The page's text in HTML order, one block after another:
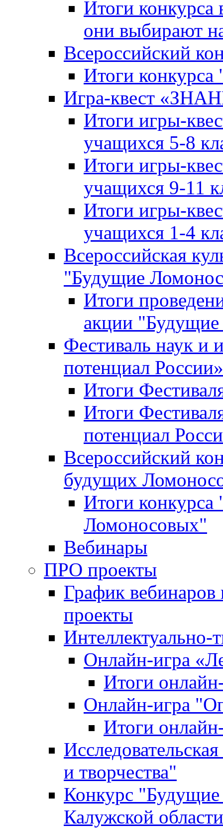
Итоги конкурса
они выбирают
Всероссийский
Итоги
Игра-квест
Итоги игры-
учащихся 5-8
Итоги игры-
учащихся 9-11
Итоги игры-
учащихся 1-4
Всероссийская
"Будущие
Итоги
акции
Фестиваль наук и
потенциал России»
Итоги
Итоги
потенциал
Всероссийский
будущих
Итоги
Ломоносовых"
Вебинары
ПРО проекты
График
проекты
Интеллектуально-
Онлайн-игра
Итоги
Онлайн-игра
Итоги
и творчества"
Конкурс
Калужской области